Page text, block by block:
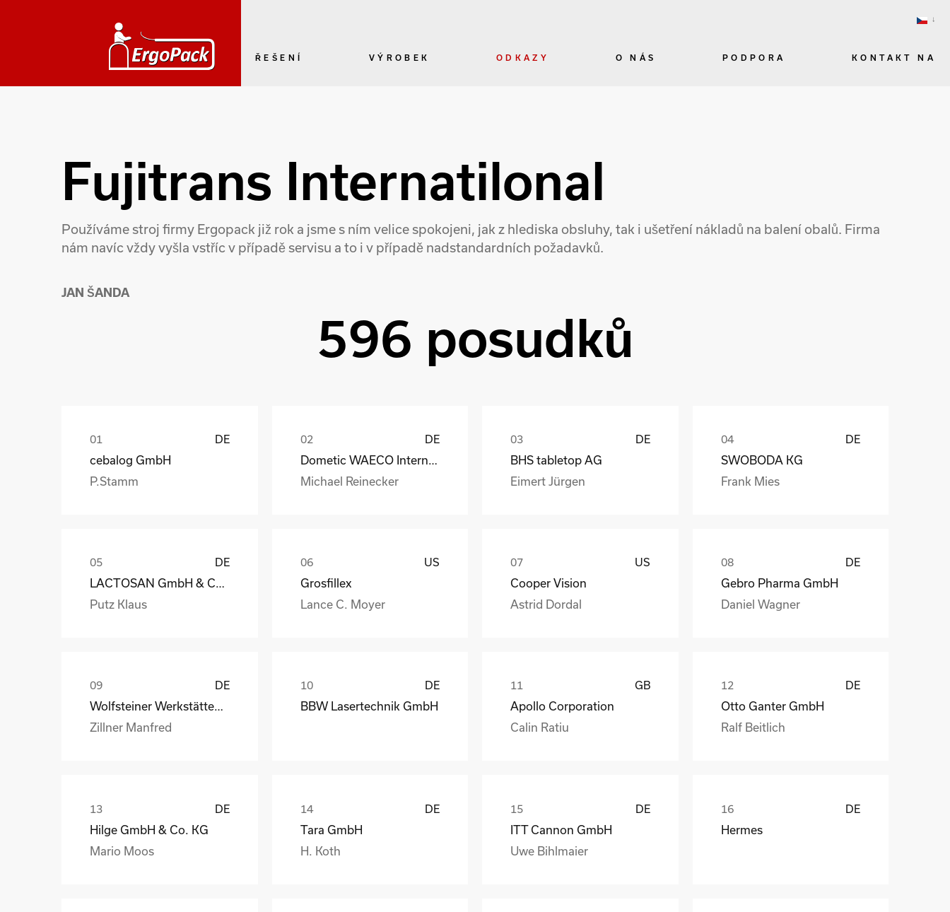
ŘEŠENÍ VÝROBEK ODKAZY O NÁS PODPORA KONTAKT NA
Fujitrans Internatilonal
Používáme stroj firmy Ergopack již rok a jsme s ním velice spokojeni, jak z hlediska obsluhy, tak i ušetření nákladů na balení obalů. Firma
nám navíc vždy vyšla vstříc v případě servisu a to i v případě nadstandardních požadavků.
JAN ŠANDA
596 posudků
DE
cebalog GmbH
P.Stamm
DE
Michael Reinecker
DE
BHS tabletop AG
Eimert Jürgen
DE
SWOBODA KG
Frank Mies
DE
LACTOSAN GmbH & Co. KG
Putz Klaus
US
Grosfillex
Lance C. Moyer
US
Cooper Vision
Astrid Dordal
DE
Gebro Pharma GmbH
Daniel Wagner
DE
Wolfsteiner Werkstätten, Außenstelle Industriemo
Zillner Manfred
DE
BBW Lasertechnik GmbH
GB
Apollo Corporation
Calin Ratiu
DE
Otto Ganter GmbH
Ralf Beitlich
DE
Hilge GmbH & Co. KG
Mario Moos
DE
Tara GmbH
H. Koth
DE
ITT Cannon GmbH
Uwe Bihlmaier
DE
Hermes